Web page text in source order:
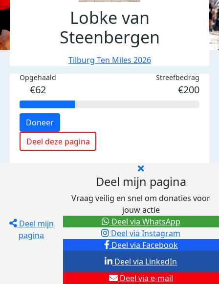
Lobke van
Steenbergen
Tilburg Ten Miles 2026
Opgehaald
€62
Streefbedrag
€200
Doneer
Deel deze pagina
Deel mijn
pagina
Deel mijn pagina
Vraag veilig en snel om donaties voor
jouw actie
Deel via Facebook
Deel via Instagram
Deel via e-mail
Deel via LinkedIn
Deel via WhatsApp